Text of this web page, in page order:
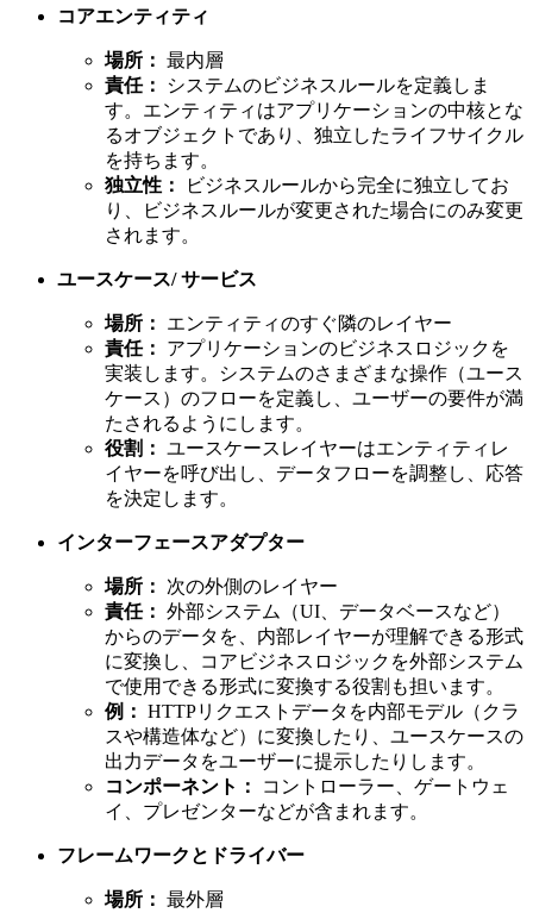
コアエンティティ
場所： 最内層
責任：
システムのビジネスルールを定義しま
す。エンティティはアプリケーションの中核とな
るオブジェクトであり、独立したライフサイクル
を持ちます。
独立性：
ビジネスルールから完全に独立してお
り、ビジネスルールが変更された場合にのみ変更
されます。
ユースケース/ サービス
場所：
エンティティのすぐ隣のレイヤー
責任：
アプリケーションのビジネスロジックを
実装します。システムのさまざまな操作（ユース
ケース）のフローを定義し、ユーザーの要件が満
たされるようにします。
役割： ユースケースレイヤーはエンティティレ
イヤーを呼び出し、データフローを調整し、応答
を決定します。
インターフェースアダプター
場所：
次の外側のレイヤー
責任： 外部システム（UI、データベースなど）
からのデータを、内部レイヤーが理解できる形式
に変換し、コアビジネスロジックを外部システム
で使用できる形式に変換する役割も担います。
例： HTTPリクエストデータを内部モデル（クラ
スや構造体など）に変換したり、ユースケースの
出力データをユーザーに提示したりします。
コンポーネント：
コントローラー、ゲートウェ
イ、プレゼンターなどが含まれます。
フレームワークとドライバー
場所： 最外層